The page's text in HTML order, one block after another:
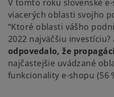
V tomto roku slovenské
viacerých oblasti svojho
“Ktoré oblasti vášho
2022 najväčšiu
odpovedalo, že
najčastejšie uvádzané
funkcionality e-shopu (56